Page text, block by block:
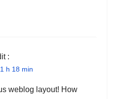
:
h 18 min
weblog layout! How